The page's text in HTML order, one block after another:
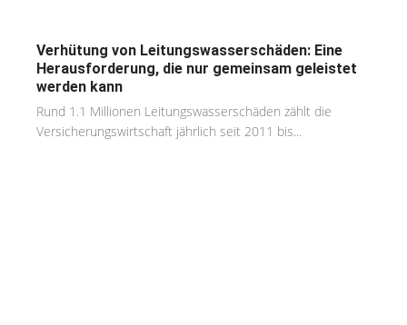
Verhütung von Leitungswasserschäden: Eine
Herausforderung, die nur gemeinsam geleistet
werden kann
Rund 1.1 Millionen Leitungswasserschäden zählt die
Versicherungswirtschaft jährlich seit 2011 bis...